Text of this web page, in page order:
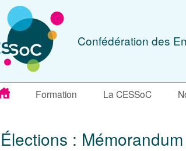
Confédération des
Formation La CESSoC
Élections : Mémorandum